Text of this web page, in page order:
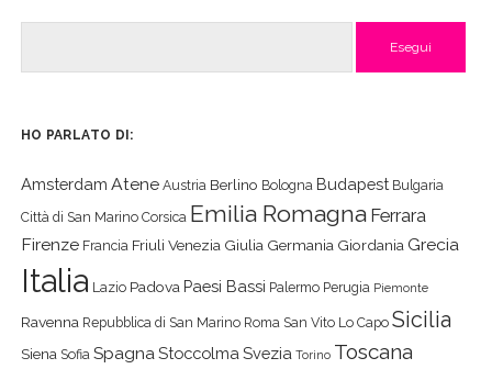
HO PARLATO DI:
Amsterdam Atene Austria Berlino Bologna Budapest Bulgaria
Città di San Marino Corsica Emilia Romagna Ferrara
Firenze Francia Friuli Venezia Giulia Germania Giordania Grecia
Italia Lazio Padova Paesi Bassi Palermo Perugia Piemonte
Ravenna Repubblica di San Marino Roma San Vito Lo Capo Sicilia
Siena Sofia Spagna Stoccolma Svezia Torino Toscana